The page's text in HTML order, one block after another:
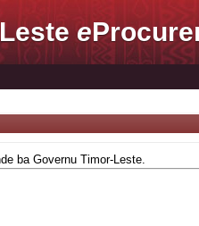
e
ba Governu Timor-Leste.